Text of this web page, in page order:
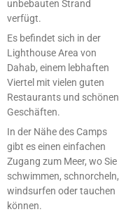
unbebauten Strand
verfügt.
Es befindet sich in der
Lighthouse Area von
Dahab, einem lebhaften
Viertel mit vielen guten
Restaurants und schönen
Geschäften.
In der Nähe des Camps
gibt es einen einfachen
Zugang zum Meer, wo Sie
schwimmen, schnorcheln,
windsurfen oder tauchen
können.